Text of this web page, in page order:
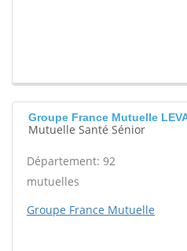
Groupe France Mutuelle
Mutuelle Santé Sénior
Département: 92
mutuelles
Groupe France Mutuelle